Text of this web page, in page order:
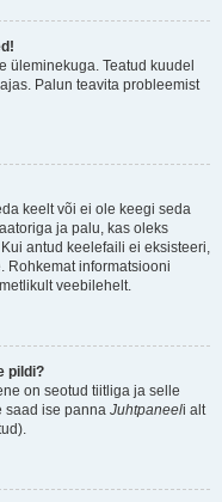
üleminekuga. Teatud kuudel
Palun teavita probleemist
keelt või ei ole keegi seda
ja palu, kas oleks
antud keelefaili ei eksisteeri,
Rohkemat informatsiooni
veebilehelt.
pildi?
on seotud tiitliga ja selle
saad ise panna Juhtpaneeli alt